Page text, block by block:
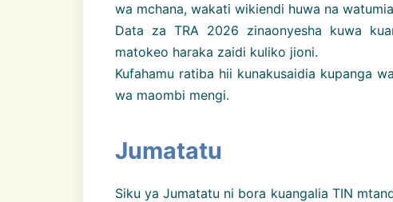
wa mchana, wakati wikiendi huwa na
Data za TRA 2026 zinaonyesha kuwa
matokeo haraka zaidi kuliko jioni.
Kufahamu ratiba hii kunakusaidia kupanga
wa maombi mengi.
Jumatatu
Siku ya Jumatatu ni bora kuangalia TIN